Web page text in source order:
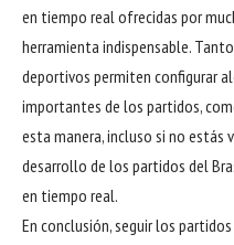
en tiempo real ofrecidas por
herramienta indispensable.
deportivos permiten configurar
importantes de los partidos,
esta manera, incluso si no estás
desarrollo de los partidos del
en tiempo real.
En conclusión, seguir los